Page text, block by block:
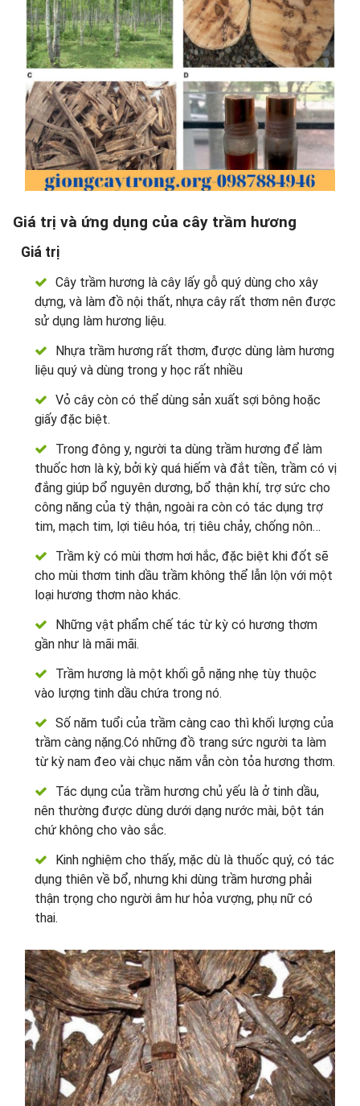
Giá trị và ứng dụng của cây trầm hương
Giá trị
Cây trầm hương là cây lấy gỗ quý dùng cho xây
dựng, và làm đồ nội thất, nhựa cây rất thơm nên được
sử dụng làm hương liệu.
Nhựa trầm hương rất thơm, được dùng làm hương
liệu quý và dùng trong y học rất nhiều
Vỏ cây còn có thể dùng sản xuất sợi bông hoặc
giấy đặc biệt.
Trong đông y, người ta dùng trầm hương để làm
thuốc hơn là kỳ, bởi kỳ quá hiếm và đắt tiền, trầm có vị
đắng giúp bổ nguyên dương, bổ thận khí, trợ sức cho
công năng của tỳ thận, ngoài ra còn có tác dụng trợ
tim, mạch tim, lợi tiêu hóa, trị tiêu chảy, chống nôn…
Trầm kỳ có mùi thơm hơi hắc, đặc biệt khi đốt sẽ
cho mùi thơm tinh dầu trầm không thể lẫn lộn với một
loại hương thơm nào khác.
Những vật phẩm chế tác từ kỳ có hương thơm
gần như là mãi mãi.
Trầm hương là một khối gỗ nặng nhẹ tùy thuộc
vào lượng tinh dầu chứa trong nó.
Số năm tuổi của trầm càng cao thì khối lượng của
trầm càng nặng.Có những đồ trang sức người ta làm
từ kỳ nam đeo vài chục năm vẫn còn tỏa hương thơm.
Tác dụng của trầm hương chủ yếu là ở tinh dầu,
nên thường được dùng dưới dạng nước mài, bột tán
chứ không cho vào sắc.
Kinh nghiệm cho thấy, mặc dù là thuốc quý, có tác
dụng thiên về bổ, nhưng khi dùng trầm hương phải
thận trọng cho người âm hư hỏa vượng, phụ nữ có
thai.